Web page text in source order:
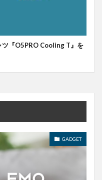
ツ『O5PRO Cooling T』を
GADGET